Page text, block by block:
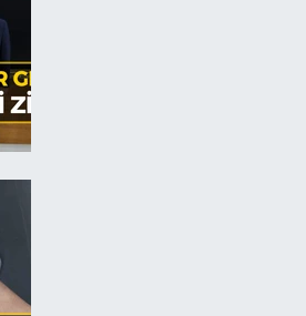
ve Fikstür